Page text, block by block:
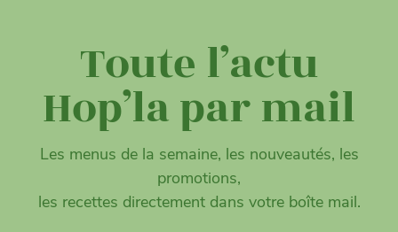
Toute l’actu
Hop’la par mail
Les menus de la semaine, les nouveautés, les
promotions,
les recettes directement dans votre boîte mail.